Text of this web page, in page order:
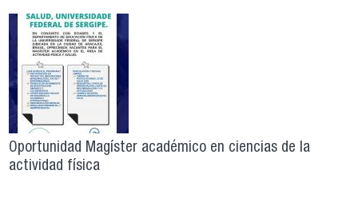
Oportunidad Magíster académico en ciencias de la
actividad física